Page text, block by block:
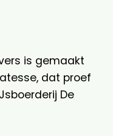
is gemaakt
dat proef
De